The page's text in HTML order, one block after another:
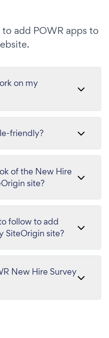
add POWR apps to
on my
friendly?
of the New Hire
site?
follow to add
SiteOrigin site?
New Hire Survey